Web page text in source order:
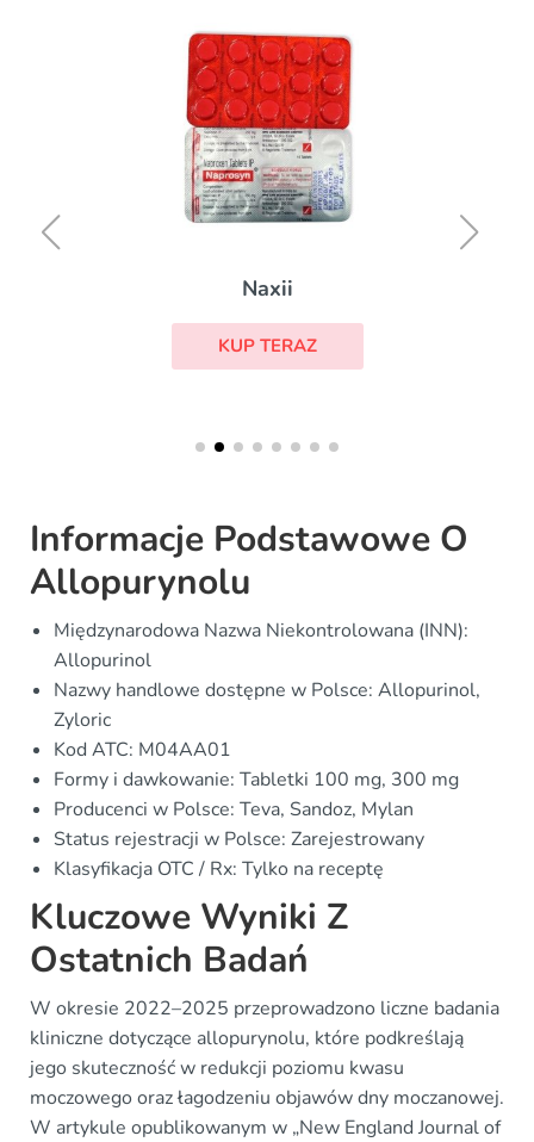
Naxii
KUP TERAZ
Informacje Podstawowe O
Allopurynolu
Międzynarodowa Nazwa Niekontrolowana (INN):
Allopurinol
Nazwy handlowe dostępne w Polsce: Allopurinol,
Zyloric
Kod ATC: M04AA01
Formy i dawkowanie: Tabletki 100 mg, 300 mg
Producenci w Polsce: Teva, Sandoz, Mylan
Status rejestracji w Polsce: Zarejestrowany
Klasyfikacja OTC / Rx: Tylko na receptę
Kluczowe Wyniki Z
Ostatnich Badań
W okresie 2022–2025 przeprowadzono liczne badania
kliniczne dotyczące allopurynolu, które podkreślają
jego skuteczność w redukcji poziomu kwasu
moczowego oraz łagodzeniu objawów dny moczanowej.
W artykule opublikowanym w „New England Journal of